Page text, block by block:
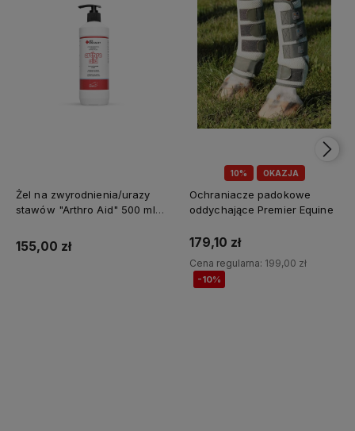
Żel na zwyrodnienia/urazy
stawów "Arthro Aid" 500 ml
155,00 zł
10% OKAZJA
Ochraniacze padokowe
oddychające Premier Equine
179,10 zł
Cena regularna: 199,00 zł
-10%